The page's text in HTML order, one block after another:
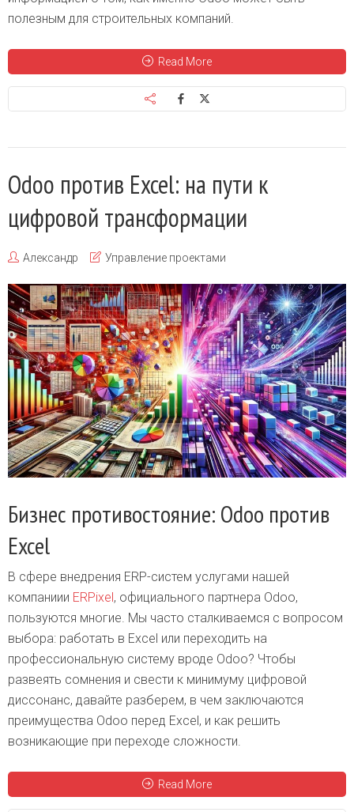
полезным для строительных компаний.
Read More
Odoo против Excel: на пути к
цифровой трансформации
Александр Управление проектами
Бизнес противостояние: Odoo против
Excel
В сфере внедрения ERP-систем услугами нашей
компаниии ERPixel, официального партнера Odoo,
пользуются многие. Мы часто сталкиваемся с вопросом
выбора: работать в Excel или переходить на
профессиональную систему вроде Odoo? Чтобы
развеять сомнения и свести к минимуму цифровой
диссонанс, давайте разберем, в чем заключаются
преимущества Odoo перед Excel, и как решить
возникающие при переходе сложности.
Read More